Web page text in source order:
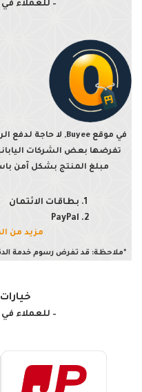
– للعملاء في
تفرضها بعض الشركات
مبلغ المنتج بشكل آمن
بطاقات الائتمان
PayPal
مزيد من
*ملاحظة: قد تفرض رسوم خدمة
– للعملاء في